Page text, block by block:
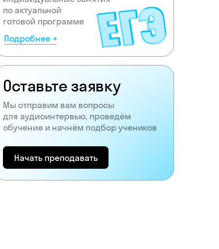
Мы отправим вам вопросы
для аудиоинтервью, проведём
обучение и начнём подбор учеников
Оставьте заявку
Подробнее →
по актуальной
готовой программе
Начать преподавать